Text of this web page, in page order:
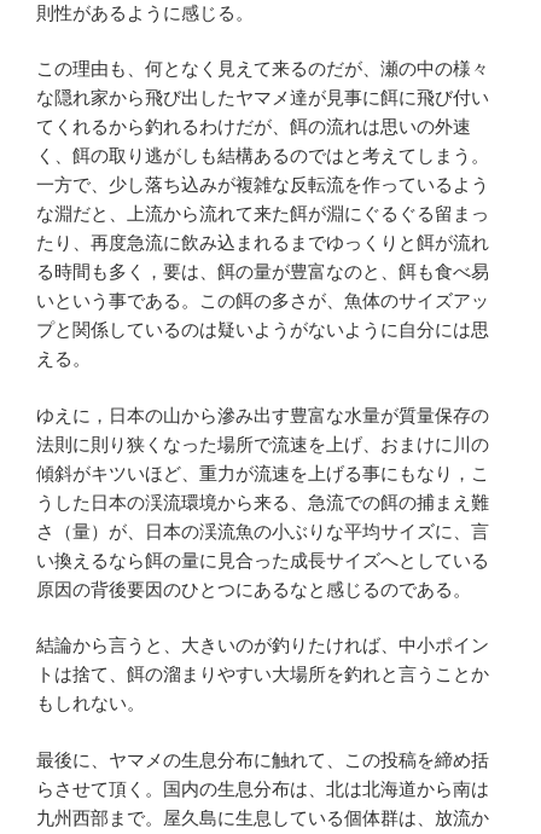
則性があるように感じる。
この理由も、何となく見えて来るのだが、瀬の中の様々
な隠れ家から飛び出したヤマメ達が見事に餌に飛び付い
てくれるから釣れるわけだが、餌の流れは思いの外速
く、餌の取り逃がしも結構あるのではと考えてしまう。
一方で、少し落ち込みが複雑な反転流を作っているよう
な淵だと、上流から流れて来た餌が淵にぐるぐる留まっ
たり、再度急流に飲み込まれるまでゆっくりと餌が流れ
る時間も多く，要は、餌の量が豊富なのと、餌も食べ易
いという事である。この餌の多さが、魚体のサイズアッ
プと関係しているのは疑いようがないように自分には思
える。
ゆえに，日本の山から滲み出す豊富な水量が質量保存の
法則に則り狭くなった場所で流速を上げ、おまけに川の
傾斜がキツいほど、重力が流速を上げる事にもなり，こ
うした日本の渓流環境から来る、急流での餌の捕まえ難
さ（量）が、日本の渓流魚の小ぶりな平均サイズに、言
い換えるなら餌の量に見合った成長サイズへとしている
原因の背後要因のひとつにあるなと感じるのである。
結論から言うと、大きいのが釣りたければ、中小ポイン
トは捨て、餌の溜まりやすい大場所を釣れと言うことか
もしれない。
最後に、ヤマメの生息分布に触れて、この投稿を締め括
らさせて頂く。国内の生息分布は、北は北海道から南は
九州西部まで。屋久島に生息している個体群は、放流か